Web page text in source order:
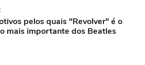
pelos quais "Revolver" é o
mais importante dos Beatles